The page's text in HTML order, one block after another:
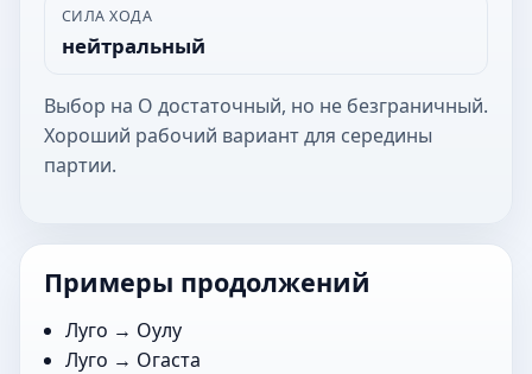
СИЛА ХОДА
нейтральный
Выбор на О достаточный, но не безграничный.
Хороший рабочий вариант для середины
партии.
Примеры продолжений
Луго → Оулу
Луго → Огаста